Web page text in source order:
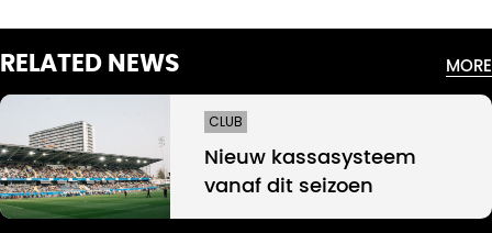
RELATED NEWS MORE
CLUB
Nieuw kassasysteem
vanaf dit seizoen